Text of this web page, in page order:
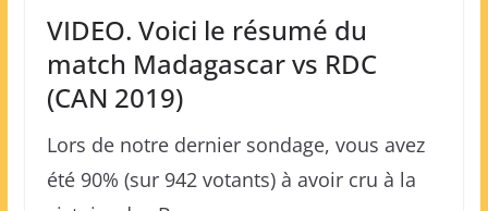
VIDEO. Voici le résumé du
match Madagascar vs RDC
(CAN 2019)
Lors de notre dernier sondage, vous avez
été 90% (sur 942 votants) à avoir cru à la